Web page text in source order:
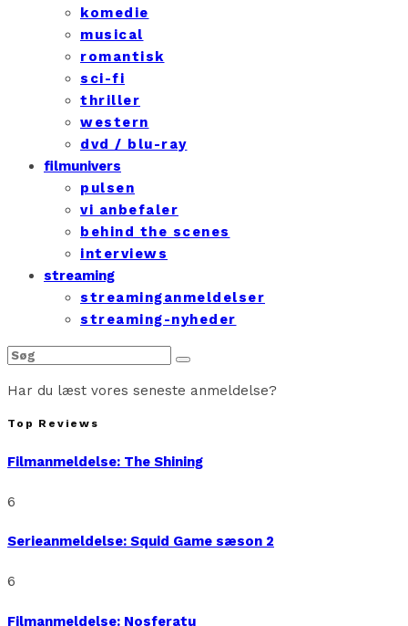
komedie
musical
romantisk
sci-fi
thriller
western
dvd / blu-ray
filmunivers
pulsen
vi anbefaler
behind the scenes
interviews
streaming
streaminganmeldelser
streaming-nyheder
Har du læst vores seneste anmeldelse?
Top Reviews
Filmanmeldelse: The Shining
6
Serieanmeldelse: Squid Game sæson 2
6
Filmanmeldelse: Nosferatu